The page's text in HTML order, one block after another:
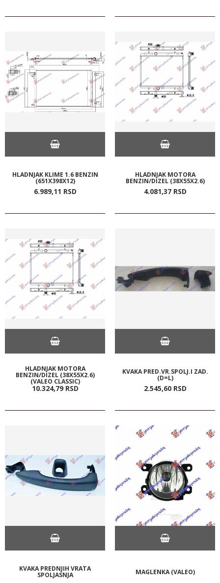
HLADNJAK KLIME 1.6 BENZIN
(651X398X12)
6.989,11 RSD
HLADNJAK MOTORA
BENZIN/DIZEL (38X55X2.6)
4.081,37 RSD
HLADNJAK MOTORA
BENZIN/DIZEL (38X55X2.6)
(VALEO CLASSIC)
10.324,79 RSD
KVAKA PRED.VR.SPOLJ.I ZAD.
(D=L)
2.545,60 RSD
KVAKA PREDNJIH VRATA
SPOLJASNJA MAGLENKA (VALEO)